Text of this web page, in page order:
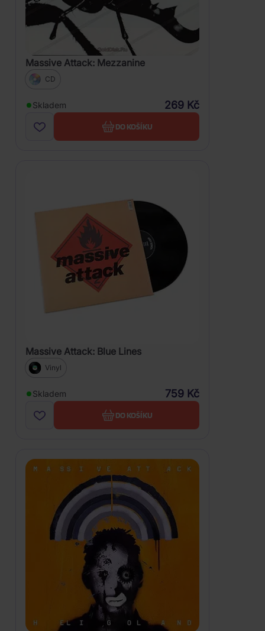
Massive Attack: Mezzanine
CD
Skladem 269 Kč
DO KOŠÍKU
Massive Attack: Blue Lines
Vinyl
Skladem 759 Kč
DO KOŠÍKU